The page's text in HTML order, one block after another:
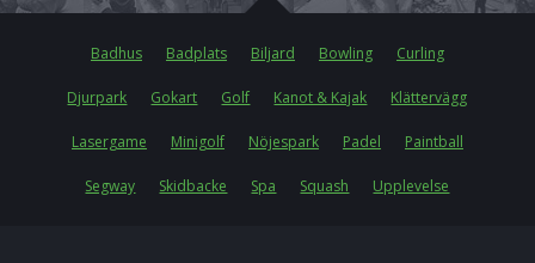
Badhus Badplats Biljard Bowling Curling
Djurpark Gokart Golf Kanot & Kajak Klättervägg
Lasergame Minigolf Nöjespark Padel Paintball
Segway Skidbacke Spa Squash Upplevelse